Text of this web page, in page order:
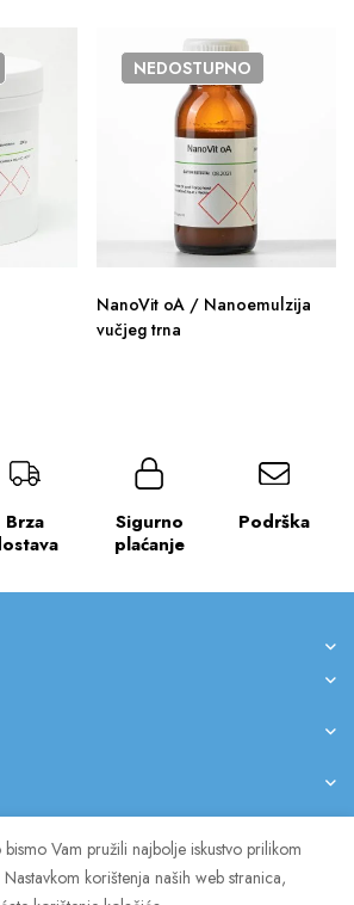
NEDOSTUPNO
NanoVit oA / Nanoemulzija
vučjeg trna
Brza
Sigurno
plaćanje
Podrška
Pharm. Sva prava pridržana.
Vam pružili najbolje iskustvo prilikom
korištenja naših web stranica,